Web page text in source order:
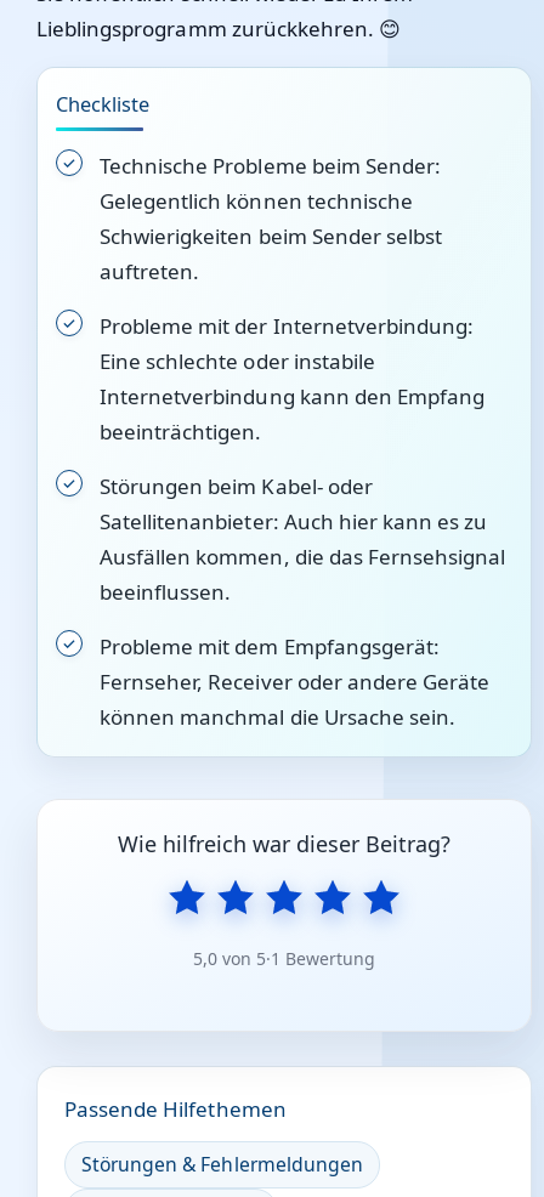
Lieblingsprogramm zurückkehren. 😊
Checkliste
Technische Probleme beim Sender:
Gelegentlich können technische
Schwierigkeiten beim Sender selbst
auftreten.
Probleme mit der Internetverbindung:
Eine schlechte oder instabile
Internetverbindung kann den Empfang
beeinträchtigen.
Störungen beim Kabel- oder
Satellitenanbieter: Auch hier kann es zu
Ausfällen kommen, die das Fernsehsignal
beeinflussen.
Probleme mit dem Empfangsgerät:
Fernseher, Receiver oder andere Geräte
können manchmal die Ursache sein.
Wie hilfreich war dieser Beitrag?
5,0 von 5·1 Bewertung
Passende Hilfethemen
Störungen & Fehlermeldungen